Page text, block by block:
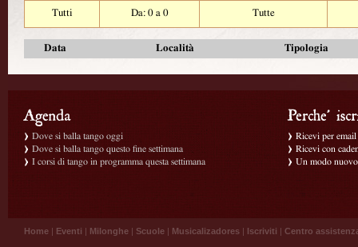
Tutti
Da: 0 a 0 Tutte
Data Località Tipologia
Dove si balla tango oggi
Dove si balla tango questo fine settimana
I corsi di tango in programma questa settimana
Ricevi per
Ricevi con
Un modo
Home | Eventi | Milonghe | Scuole | Musicalizadores | Iscriviti | Centro